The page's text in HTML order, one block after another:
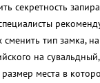
секретность
сменить тип замка,
на
места в